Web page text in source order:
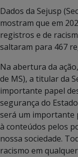
Dados da Sejusp
mostram que em
registros e de
saltaram para 467
Na abertura da
de MS), a titular da
importante papel
segurança do
será um importante
à conteúdos pelos
nossa sociedade.
racismo em